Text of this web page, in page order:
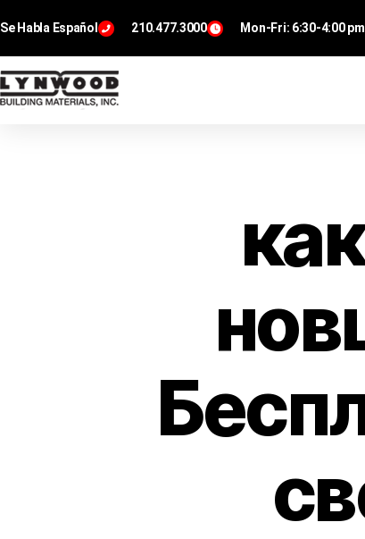
Se Habla Español 210.477.3000 Mon-Fri: 6:30-4:00 pm